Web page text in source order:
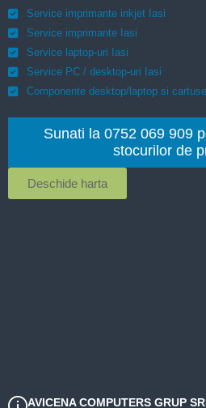
AVICENA COMPUTERS GRUP
Service imprimante inkjet Iasi
Service imprimante Iasi
Service laptop-uri Iasi
Service PC / desktop-uri Iasi
Componente desktop/laptop si
Sunati la 0752 069 909
stocurilor de
Deschide harta